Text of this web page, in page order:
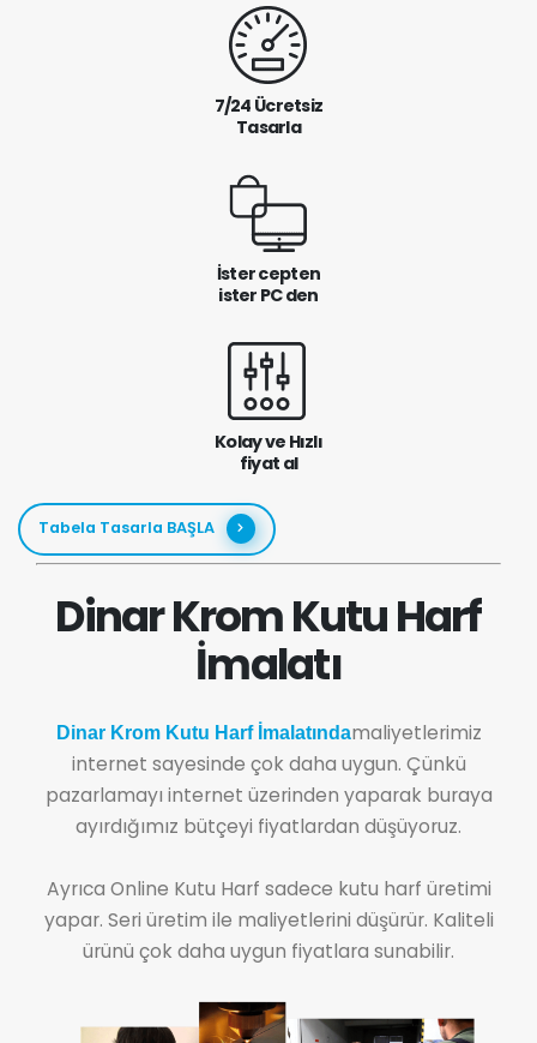
7/24 Ücretsiz
Tasarla
İster cepten
ister PC den
Kolay ve Hızlı
fiyat al
Tabela Tasarla BAŞLA
Dinar Krom Kutu Harf
İmalatı
Dinar Krom Kutu Harf İmalatındamaliyetlerimiz
internet sayesinde çok daha uygun. Çünkü
pazarlamayı internet üzerinden yaparak buraya
ayırdığımız bütçeyi fiyatlardan düşüyoruz.
Ayrıca Online Kutu Harf sadece kutu harf üretimi
yapar. Seri üretim ile maliyetlerini düşürür. Kaliteli
ürünü çok daha uygun fiyatlara sunabilir.